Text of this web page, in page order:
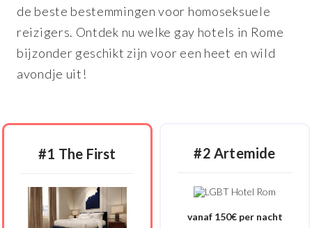
de beste bestemmingen voor homoseksuele
reizigers. Ontdek nu welke gay hotels in Rome
bijzonder geschikt zijn voor een heet en wild
avondje uit!
#1 The First #2 Artemide
vanaf 150€ per nacht